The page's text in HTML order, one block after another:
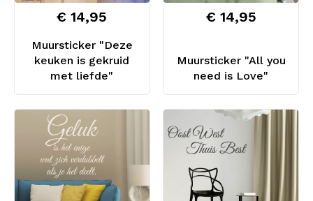
Muursticker "Deze
keuken is gekruid
met liefde"
€ 14,95
Muursticker "All you
need is Love"
€ 14,95